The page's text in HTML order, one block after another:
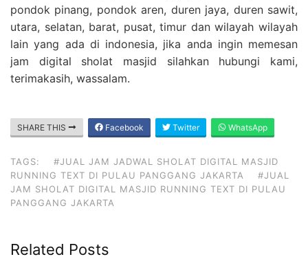
pondok pinang, pondok aren, duren jaya, duren sawit,
utara, selatan, barat, pusat, timur dan wilayah wilayah
lain yang ada di indonesia, jika anda ingin memesan
jam digital sholat masjid silahkan hubungi kami,
terimakasih, wassalam.
SHARE THIS Facebook Twitter WhatsApp
TAGS:
#JUAL JAM JADWAL SHOLAT DIGITAL MASJID
RUNNING TEXT DI PULAU PANGGANG JAKARTA
#JUAL
JAM SHOLAT DIGITAL MASJID RUNNING TEXT DI PULAU
PANGGANG JAKARTA
Related Posts